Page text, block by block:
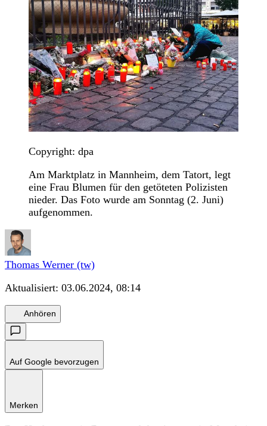
Copyright: dpa
Am Marktplatz in Mannheim, dem Tatort, legt
eine Frau Blumen für den getöteten Polizisten
nieder. Das Foto wurde am Sonntag (2. Juni)
aufgenommen.
Thomas Werner (tw)
Aktualisiert: 03.06.2024, 08:14
Anhören
Auf Google bevorzugen
Merken